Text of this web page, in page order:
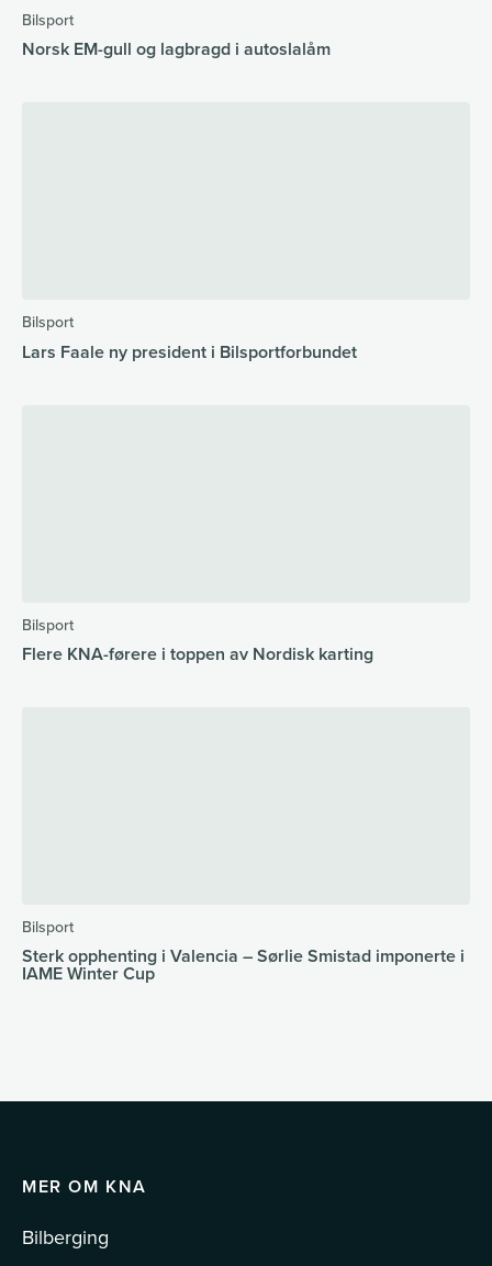
Bilsport
Norsk EM-gull og lagbragd i autoslalåm
Bilsport
Lars Faale ny president i Bilsportforbundet
Bilsport
Flere KNA-førere i toppen av Nordisk karting
Bilsport
Sterk opphenting i Valencia – Sørlie Smistad imponerte i
IAME Winter Cup
MER OM KNA
Bilberging